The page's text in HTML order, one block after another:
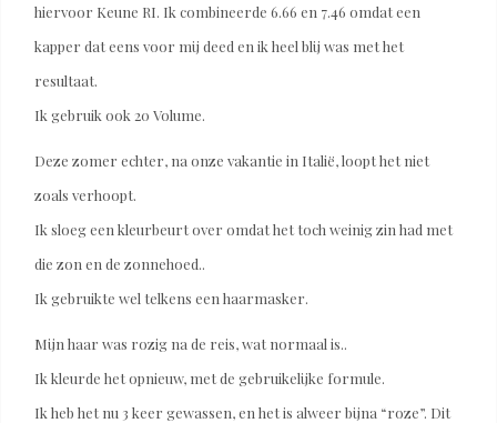
hiervoor Keune RI. Ik combineerde 6.66 en 7.46 omdat een
kapper dat eens voor mij deed en ik heel blij was met het
resultaat.
Ik gebruik ook 20 Volume.
Deze zomer echter, na onze vakantie in Italië, loopt het niet
zoals verhoopt.
Ik sloeg een kleurbeurt over omdat het toch weinig zin had met
die zon en de zonnehoed..
Ik gebruikte wel telkens een haarmasker.
Mijn haar was rozig na de reis, wat normaal is..
Ik kleurde het opnieuw, met de gebruikelijke formule.
Ik heb het nu 3 keer gewassen, en het is alweer bijna “roze”. Dit